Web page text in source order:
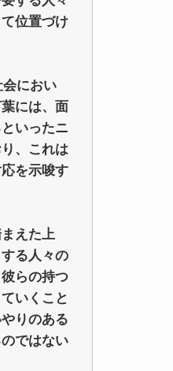
位置づけ
におい
には、面
いったニ
、これは
を示唆す
えた上
る人々の
らの持つ
いくこと
りのある
ではない